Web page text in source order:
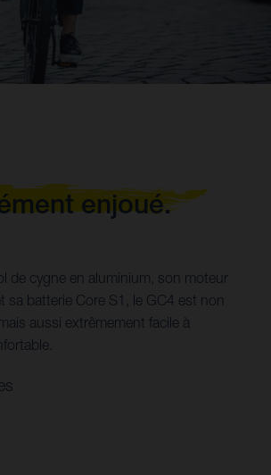
enjoué.
de cygne en aluminium, son moteur
sa batterie Core S1, le GC4 est non
aussi extrêmement facile à